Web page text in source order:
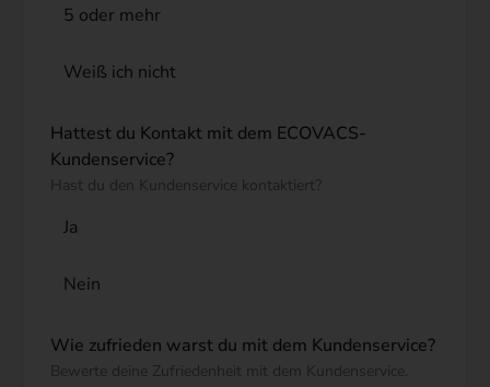
5 oder mehr
Weiß ich nicht
Hattest du Kontakt mit dem ECOVACS-
Kundenservice?
Hast du den Kundenservice kontaktiert?
Ja
Nein
Wie zufrieden warst du mit dem Kundenservice?
Bewerte deine Zufriedenheit mit dem Kundenservice.